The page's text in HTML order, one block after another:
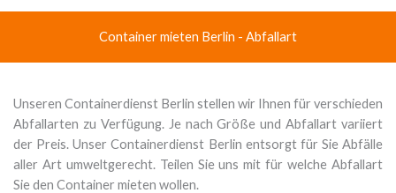
Container mieten Berlin - Abfallart
Unseren Containerdienst Berlin stellen wir Ihnen für verschieden
Abfallarten zu Verfügung. Je nach Größe und Abfallart variiert
der Preis. Unser Containerdienst Berlin entsorgt für Sie Abfälle
aller Art umweltgerecht. Teilen Sie uns mit für welche Abfallart
Sie den Container mieten wollen.